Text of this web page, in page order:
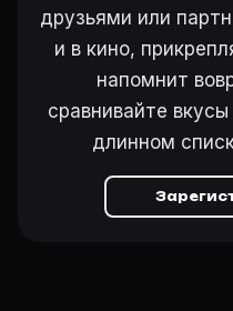
друзьями или
и в кино,
напомнит
сравнивайте
длинном